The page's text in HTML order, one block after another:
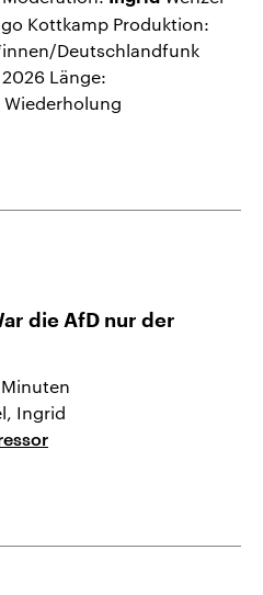
Kottkamp Produktion:
Deutschlandfunk
Länge:
die AfD nur der
Ingrid